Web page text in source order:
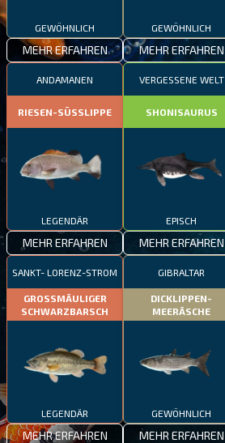
GEWÖHNLICH
MEHR ERFAHREN
GEWÖHNLICH
MEHR ERFAHREN
ANDAMANEN
RIESEN-SÜSSLIPPE
LEGENDÄR
MEHR ERFAHREN
VERGESSENE WELT
SHONISAURUS
EPISCH
MEHR ERFAHREN
SANKT- LORENZ-STROM
GROSSMÄULIGER
SCHWARZBARSCH
LEGENDÄR
MEHR ERFAHREN
GIBRALTAR
DICKLIPPEN-
MEERÄSCHE
GEWÖHNLICH
MEHR ERFAHREN